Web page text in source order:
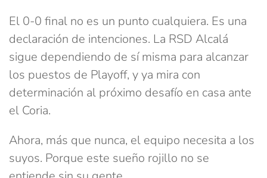
El 0-0 final no es un punto cualquiera. Es una
declaración de intenciones. La RSD Alcalá
sigue dependiendo de sí misma para alcanzar
los puestos de Playoff, y ya mira con
determinación al próximo desafío en casa ante
el Coria.
Ahora, más que nunca, el equipo necesita a los
suyos. Porque este sueño rojillo no se